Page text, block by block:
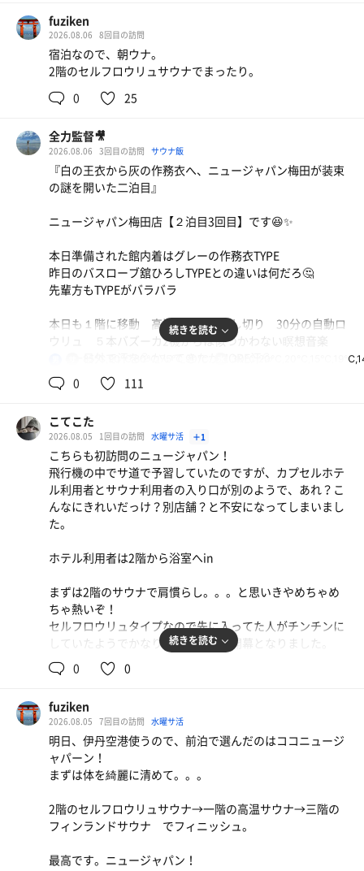
30℃くらいで、冷たすぎずプカプカと浮いているだけでと
ても気持ちいい。
整いは、1階のカフェスペースの椅子にて。雑誌やテレビ
もあって、エアコンもしっかり効いているのでとても快適
です。もう少し、テレビの音を下げてくれていたら完璧で
した。
〈4セット目〉1階低音サウナ
高温サウナの隣の、低音サウナ
体感、60℃もないくらいに感じた
その後再度プールへ
〈5セット目〉ミストサウナ
中に浴槽もあり、今回入らなかったけどサウナ東京の蒸し
風呂みたいにして入るのかな🧐
今日は、とても空いていてどのサウナ室も圧迫感なし
高。
行く価値ありです
最高でした
って整う。体の芯から温まる感覚で堪らない整い方だった
🤤
2セット目は低温サウナに入ってみる。
え、星空にクラブ感が少しあって変な空間だ。
おもろいぞこのサ室ꉂ🤣 無駄に広いし笑
でも結局高温サウナが気になって向かいの高温サウナに移
動🚶‍♀️
うぉーまたもや貸切！！いい具合の湿度だ🙌
パンカルーバー(送風機)が10個もあって怖い😱
3セット目はオートロウリュの時間に合わせてみようと決
意した。
40人くらい座れる＆ストーブ×2個に音量大きめのテレビ
って感じでした。このサ室1個でもスパ銭としては成立で
きちゃうレベルかな🤔
なり聞こえる、 まぁ整うけどさ。
3セット目は切り替えてオートロウリュ！
始まるまで自分ともう1人しかいなくて、始まる1分前に友
達が入ってきた笑 ナイスタイミング👍
オートロウリュはゆっくり実況みたいなアナウンスが流れ
た後に、ライブのSEのような音楽。
照明の色が青っぽいのも相まって、Age Factoryのライブ
(自分のアイコンはそのバンドのボーカルです)
オートロウリュからのオート送風を×2回セット行う感じ
でした。まさかのトータル5分
風当たる位置はかなりしんどかった🫠
完走後は水風呂からの温水プールでプカプカと🛟
流れに身を任せるの気持ちよすぎる~
その後は少し整い部屋でサウナの雑誌を読んでから、屋上
のサ室へ(4セット目)
アロマ水が自分は得意じゃなかった、
友達はかなり気に入ってたので、人によります！
香りです)
フの隙間から青空が🔅最高だ。
fuziken
2026.08.06 8回目の訪問
宿泊なので、朝ウナ。
2階のセルフロウリュサウナでまったり。
0
25
全力監督🎥
2026.08.06 3回目の訪問 サウナ飯
『白の王衣から灰の作務衣へ、ニュージャパン梅田が装束
の謎を開いた二泊目』
ニュージャパン梅田店【２泊目3回目】です😆✨
本日準備された館内着はグレーの作務衣TYPE
昨日のバスローブ舘ひろしTYPEとの違いは何だろ🤔
先輩方もTYPEがバラバラ
本日も１階に移動 高温サウナは貸し切り 30分の自動ロ
ウリュ ５本バズーカ2機からは似つかわない瞑想音楽
そしてプールに 貸し切り✨浮き棒を体に巻きつけ微流に
のってプカプカと周遊 気持ちいい〜😆✨
た🏊
冷え切ってところで2階サウナへ セルフロウリュ アロ
マ水はオーク 本日は下段でじっくりと💦
おっとサウナマットを忘れた😱 慌てて取りに行くとアカ
スリのお姉さん（おばさま）が「お尻アチチだよ」と笑顔
😅
再び１階へ
っくりと汗💦
再びプールで周遊🛟大きめの不感湯✨
プールサイドのチェアでリゾート🏝️感覚でトトノウ☺️
サ飯は近くのブタキン🍜久しぶりの二郎系😅デラうまっ😋
館内着の謎が知りたい
ありがとう✨ ニュージャパン梅田✨
続きを読む
0 111
こてこた
2026.08.05 1回目の訪問 水曜サ活 ＋1
こちらも初訪問のニュージャパン！
飛行機の中でサ道で予習していたのですが、カプセルホテ
ル利用者とサウナ利用者の入り口が別のようで、あれ？こ
んなにきれいだっけ？別店舗？と不安になってしまいまし
た。
ホテル利用者は2階から浴室へin
まずは2階のサウナで肩慣らし。。。と思いきやめちゃめ
ちゃ熱いぞ！
セルフロウリュタイプなので先に入ってた人がチンチンに
していたようでかなりヒリヒリした開幕となりました。
その後1階に降りてサ道で見たあの場所！となりつつもサ
床が信じられないくらい熱いので素早く移動したほうがい
いですね。おそらく右足裏やけどしました笑
00分のオートロウリュめっちゃ気持ちいいです。
屋上のフィンランドサウナもセルフロウリュタイプなので
させてもらいました。
続きを読む
0 0
fuziken
2026.08.05 7回目の訪問 水曜サ活
明日、伊丹空港使うので、前泊で選んだのはココニュージ
ャパーン！
まずは体を綺麗に清めて。。。
2階のセルフロウリュサウナ→一階の高温サウナ→三階の
フィンランドサウナ でフィニッシュ。
最高です。ニュージャパン！